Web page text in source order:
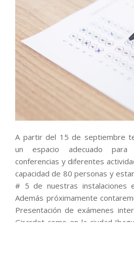
A partir del 15 de septiembre
un espacio adecuado
conferencias y diferentes
capacidad de 80 personas y
# 5 de nuestras instalaciones
Además próximamente
Presentación de exámenes
Girardot como en la ciudad